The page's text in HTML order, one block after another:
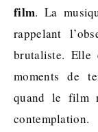
film. La
rappelant
brutaliste. Elle
moments de
quand le film
contemplation.